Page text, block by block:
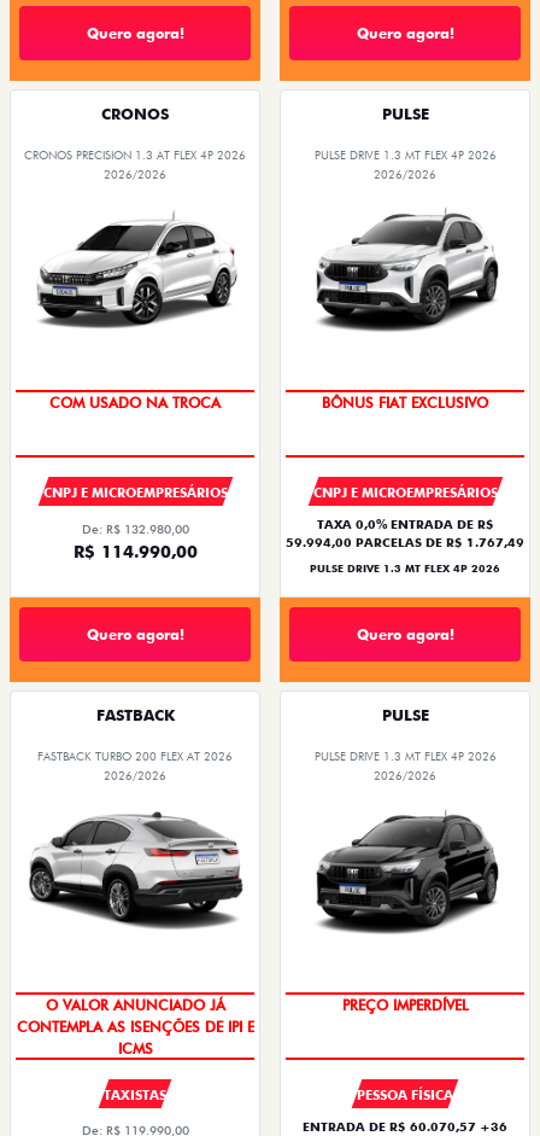
Quero agora! Quero agora!
CRONOS
CRONOS PRECISION 1.3 AT FLEX 4P 2026
2026/2026
COM USADO NA TROCA
CNPJ E MICROEMPRESÁRIOS
De: R$ 132.980,00
R$ 114.990,00
Quero agora!
PULSE
PULSE DRIVE 1.3 MT FLEX 4P 2026
2026/2026
BÔNUS FIAT EXCLUSIVO
CNPJ E MICROEMPRESÁRIOS
TAXA 0,0% ENTRADA DE R$
59.994,00 PARCELAS DE R$ 1.767,49
PULSE DRIVE 1.3 MT FLEX 4P 2026
Quero agora!
FASTBACK
FASTBACK TURBO 200 FLEX AT 2026
2026/2026
O VALOR ANUNCIADO JÁ
CONTEMPLA AS ISENÇÕES DE IPI E
ICMS
TAXISTAS
De: R$ 119.990,00
PULSE
PULSE DRIVE 1.3 MT FLEX 4P 2026
2026/2026
OPORTUNIDADE
PESSOA FÍSICA
ENTRADA DE R$ 60.070,57 +36